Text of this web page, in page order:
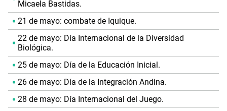
Micaela Bastidas.
21 de mayo: combate de Iquique.
22 de mayo: Día Internacional de la Diversidad
Biológica.
25 de mayo: Día de la Educación Inicial.
26 de mayo: Día de la Integración Andina.
28 de mayo: Día Internacional del Juego.